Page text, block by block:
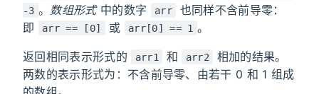
-3 。 数组形式中的数字 arr
也同样不含前导零：
即
arr == [0] 或 arr[0] == 1 。
返回相同表示形式的 arr1 和 arr2
相加的结果。
两数的表示形式为：不含前导零、由若干 0 和 1 组成